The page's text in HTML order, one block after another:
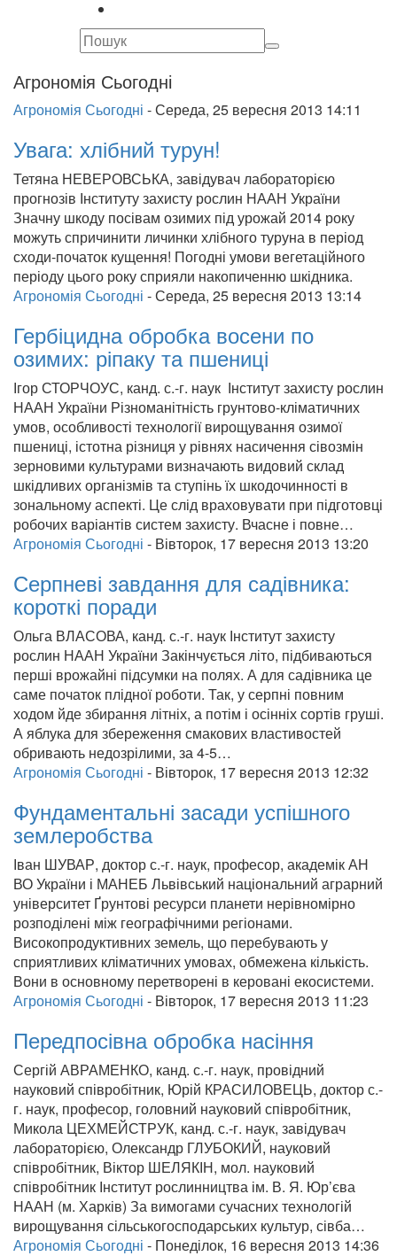
Агрономія Сьогодні
Агрономія Сьогодні -Середа, 25 вересня 2013 14:11
Увага: хлібний турун!
Тетяна НЕВЕРОВСЬКА, завідувач лабораторією
прогнозів Інституту захисту рослин НААН України
Значну шкоду посівам озимих під урожай 2014 року
можуть спричинити личинки хлібного туруна в період
сходи-початок кущення! Погодні умови вегетаційного
періоду цього року сприяли накопиченню шкідника.
Агрономія Сьогодні -Середа, 25 вересня 2013 13:14
Гербіцидна обробка восени по
озимих: ріпаку та пшениці
Ігор СТОРЧОУС, канд. с.-г. наук Інститут захисту рослин
НААН України Різноманітність грунтово-кліматичних
умов, особливості технології вирощування озимої
пшениці, істотна різниця у рівнях насичення сівозмін
зерновими культурами визначають видовий склад
шкідливих організмів та ступінь їх шкодочинності в
зональному аспекті. Це слід враховувати при підготовці
робочих варіантів систем захисту. Вчасне і повне…
Агрономія Сьогодні - Вівторок, 17 вересня 2013 13:20
Серпневі завдання для садівника:
короткі поради
Ольга ВЛАСОВА, канд. с.-г. наук Інститут захисту
рослин НААН України Закінчується літо, підбиваються
перші врожайні підсумки на полях. А для садівника це
саме початок плідної роботи. Так, у серпні повним
ходом йде збирання літніх, а потім і осінніх сортів груші.
А яблука для збереження смакових властивостей
обривають недозрілими, за 4-5…
Агрономія Сьогодні - Вівторок, 17 вересня 2013 12:32
Фундаментальні засади успішного
землеробства
Іван ШУВАР, доктор с.-г. наук, професор, академік АН
ВО України і МАНЕБ Львівський національний аграрний
університет Ґрунтові ресурси планети нерівномірно
розподілені між географічними регіонами.
Високопродуктивних земель, що перебувають у
сприятливих кліматичних умовах, обмежена кількість.
Вони в основному перетворені в керовані екосистеми.
Агрономія Сьогодні - Вівторок, 17 вересня 2013 11:23
Передпосівна обробка насіння
Сергій АВРАМЕНКО, канд. с.-г. наук, провідний
науковий співробітник, Юрій КРАСИЛОВЕЦЬ, доктор с.-
г. наук, професор, головний науковий співробітник,
Микола ЦЕХМЕЙСТРУК, канд. с.-г. наук, завідувач
лабораторією, Олександр ГЛУБОКИЙ, науковий
співробітник, Віктор ШЕЛЯКІН, мол. науковий
співробітник Інститут рослинництва ім. В. Я. Юр’єва
НААН (м. Харків) За вимогами сучасних технологій
вирощування сільськогосподарських культур, сівба…
Агрономія Сьогодні - Понеділок, 16 вересня 2013 14:36